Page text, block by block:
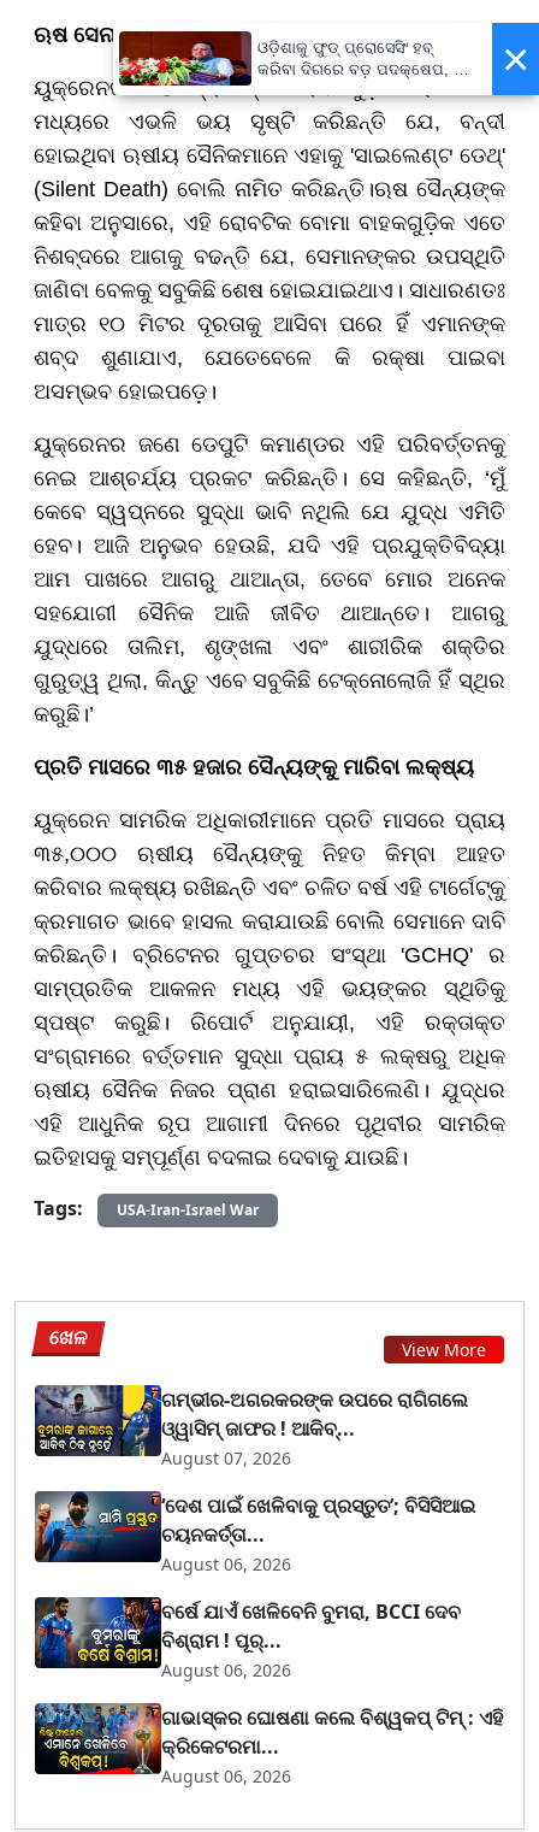
ଋଷ ସେନା ଶିବିରରେ 'ସାଇଲେଣ୍ଟ ଡେଥ୍'ର ଆତଙ୍କ
ୟୁକ୍ରେନର ଏହି ଗ୍ରାଉଣ୍ଡ ରୋବଟଗୁଡ଼ିକ ଋଷ ସେନା
ମଧ୍ୟରେ ଏଭଳି ଭୟ ସୃଷ୍ଟି କରିଛନ୍ତି ଯେ, ବନ୍ଦୀ
ହୋଇଥିବା ଋଷୀୟ ସୈନିକମାନେ ଏହାକୁ 'ସାଇଲେଣ୍ଟ ଡେଥ୍'
(Silent Death) ବୋଲି ନାମିତ କରିଛନ୍ତି।ଋଷ ସୈନ୍ୟଙ୍କ
କହିବା ଅନୁସାରେ, ଏହି ରୋବଟିକ ବୋମା ବାହକଗୁଡ଼ିକ ଏତେ
ନିଶବ୍ଦରେ ଆଗକୁ ବଢନ୍ତି ଯେ, ସେମାନଙ୍କର ଉପସ୍ଥିତି
ଜାଣିବା ବେଳକୁ ସବୁକିଛି ଶେଷ ହୋଇଯାଇଥାଏ। ସାଧାରଣତଃ
ମାତ୍ର ୧୦ ମିଟର ଦୂରତାକୁ ଆସିବା ପରେ ହିଁ ଏମାନଙ୍କ
ଶବ୍ଦ ଶୁଣାଯାଏ, ଯେତେବେଳେ କି ରକ୍ଷା ପାଇବା
ଅସମ୍ଭବ ହୋଇପଡ଼େ।
ୟୁକ୍ରେନର ଜଣେ ଡେପୁଟି କମାଣ୍ଡର ଏହି ପରିବର୍ତ୍ତନକୁ
ନେଇ ଆଶ୍ଚର୍ଯ୍ୟ ପ୍ରକଟ କରିଛନ୍ତି। ସେ କହିଛନ୍ତି, ‘ମୁଁ
କେବେ ସ୍ୱପ୍ନରେ ସୁଦ୍ଧା ଭାବି ନଥିଲି ଯେ ଯୁଦ୍ଧ ଏମିତି
ହେବ। ଆଜି ଅନୁଭବ ହେଉଛି, ଯଦି ଏହି ପ୍ରଯୁକ୍ତିବିଦ୍ୟା
ଆମ ପାଖରେ ଆଗରୁ ଥାଆନ୍ତା, ତେବେ ମୋର ଅନେକ
ସହଯୋଗୀ ସୈନିକ ଆଜି ଜୀବିତ ଥାଆନ୍ତେ। ଆଗରୁ
ଯୁଦ୍ଧରେ ତାଲିମ, ଶୃଙ୍ଖଳା ଏବଂ ଶାରୀରିକ ଶକ୍ତିର
ଗୁରୁତ୍ୱ ଥିଲା, କିନ୍ତୁ ଏବେ ସବୁକିଛି ଟେକ୍ନୋଲୋଜି ହିଁ ସ୍ଥିର
କରୁଛି।’
ପ୍ରତି ମାସରେ ୩୫ ହଜାର ସୈନ୍ୟଙ୍କୁ ମାରିବା ଲକ୍ଷ୍ୟ
ୟୁକ୍ରେନ ସାମରିକ ଅଧିକାରୀମାନେ ପ୍ରତି ମାସରେ ପ୍ରାୟ
୩୫,୦୦୦ ଋଷୀୟ ସୈନ୍ୟଙ୍କୁ ନିହତ କିମ୍ବା ଆହତ
କରିବାର ଲକ୍ଷ୍ୟ ରଖିଛନ୍ତି ଏବଂ ଚଳିତ ବର୍ଷ ଏହି ଟାର୍ଗେଟ୍କୁ
କ୍ରମାଗତ ଭାବେ ହାସଲ କରାଯାଉଛି ବୋଲି ସେମାନେ ଦାବି
କରିଛନ୍ତି। ବ୍ରିଟେନର ଗୁପ୍ତଚର ସଂସ୍ଥା 'GCHQ' ର
ସାମ୍ପ୍ରତିକ ଆକଳନ ମଧ୍ୟ ଏହି ଭୟଙ୍କର ସ୍ଥିତିକୁ
ସ୍ପଷ୍ଟ କରୁଛି। ରିପୋର୍ଟ ଅନୁଯାୟୀ, ଏହି ରକ୍ତାକ୍ତ
ସଂଗ୍ରାମରେ ବର୍ତ୍ତମାନ ସୁଦ୍ଧା ପ୍ରାୟ ୫ ଲକ୍ଷରୁ ଅଧିକ
ଋଷୀୟ ସୈନିକ ନିଜର ପ୍ରାଣ ହରାଇସାରିଲେଣି। ଯୁଦ୍ଧର
ଏହି ଆଧୁନିକ ରୂପ ଆଗାମୀ ଦିନରେ ପୃଥିବୀର ସାମରିକ
ଇତିହାସକୁ ସମ୍ପୂର୍ଣ୍ଣ ବଦଳାଇ ଦେବାକୁ ଯାଉଛି।
Tags: USA-Iran-Israel War
ଖେଳ View More
ଗମ୍ଭୀର-ଅଗରକରଙ୍କ ଉପରେ ରାଗିଗଲେ
ଓ୍ୱାସିମ୍ ଜାଫର ! ଆକିବ୍...
August 07, 2026
‘ଦେଶ ପାଇଁ ଖେଳିବାକୁ ପ୍ରସ୍ତୁତ’; ବିସିସିଆଇ
ଚୟନକର୍ତ୍ତା...
August 06, 2026
ବର୍ଷେ ଯାଏଁ ଖେଳିବେନି ବୁମରା, BCCI ଦେବ
ବିଶ୍ରାମ ! ପୂର୍...
August 06, 2026
ଗାଭାସ୍କର ଘୋଷଣା କଲେ ବିଶ୍ୱକପ୍ ଟିମ୍ : ଏହି
କ୍ରିକେଟରମା...
August 06, 2026
×
ଓଡ଼ିଶାକୁ ଫୁଡ୍ ପ୍ରୋସେସିଂ ହବ୍
କରିବା ଦିଗରେ ବଡ଼ ପଦକ୍ଷେପ, ୪୨